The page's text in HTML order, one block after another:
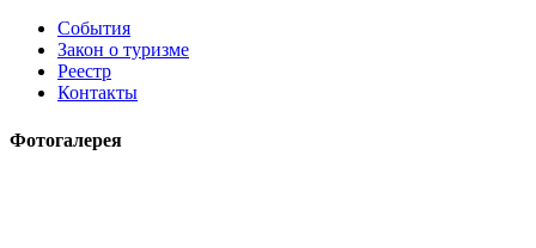
События
Закон о туризме
Реестр
Контакты
Фотогалерея